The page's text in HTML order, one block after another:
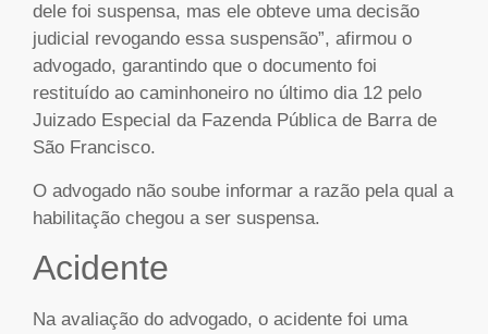
dele foi suspensa, mas ele obteve uma decisão
judicial revogando essa suspensão”, afirmou o
advogado, garantindo que o documento foi
restituído ao caminhoneiro no último dia 12 pelo
Juizado Especial da Fazenda Pública de Barra de
São Francisco.
O advogado não soube informar a razão pela qual a
habilitação chegou a ser suspensa.
Acidente
Na avaliação do advogado, o acidente foi uma